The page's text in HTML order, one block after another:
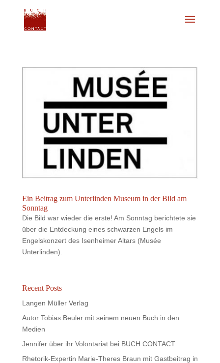
Ein Beitrag zum Unterlinden Museum in der Bild am
Sonntag
Die Bild war wieder die erste! Am Sonntag berichtete sie
über die Entdeckung eines schwarzen Engels im
Engelskonzert des Isenheimer Altars (Musée
Unterlinden).
Recent Posts
Langen Müller Verlag
Autor Tobias Beuler mit seinem neuen Buch in den
Medien
Jennifer über ihr Volontariat bei BUCH CONTACT
Rhetorik-Expertin Marie-Theres Braun mit Gastbeitrag in